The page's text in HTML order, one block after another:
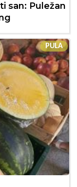
san: Puležan
PULA